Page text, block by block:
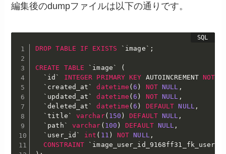
編集後のdumpファイルは以下の通りです。
DROP TABLE IF EXISTS ` image ` ;
CREATE TABLE ` image `
(
` id ` INTEGER PRIMARY KEY AUTOINCREMENT NOT
` created_at ` datetime (6 ) NOT NULL ,
` updated_at ` datetime (6 ) NOT NULL ,
`deleted_at ` datetime (6 ) DEFAULT NULL,
`title ` varchar( 150 ) DEFAULT NULL ,
` path ` varchar ( 100 ) DEFAULT NULL ,
` user_id ` int ( 11 ) NOT NULL,
CONSTRAINT
`